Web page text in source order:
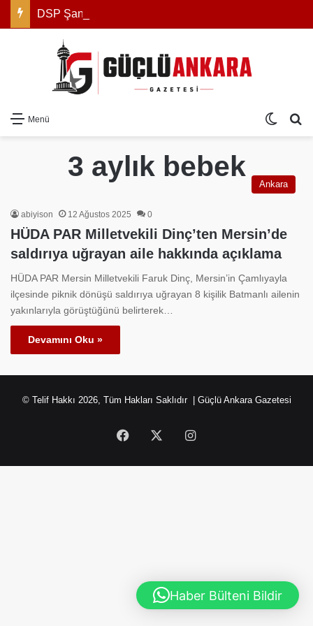
Menü Dış
3 aylık bebek
Ankara
abiyison 12 Ağustos 2025 0
HÜDA PAR Milletvekili Dinç’ten Mersin’de
saldırıya uğrayan aile hakkında açıklama
HÜDA PAR Mersin Milletvekili Faruk Dinç, Mersin’in Çamlıyayla
ilçesinde piknik dönüşü saldırıya uğrayan 8 kişilik Batmanlı ailenin
yakınlarıyla görüştüğünü belirterek…
Devamını Oku »
© Telif Hakkı 2026, Tüm Hakları Saklıdır | Güçlü Ankara Gazetesi
Facebook Instagram
Haber Bülteni Bildir